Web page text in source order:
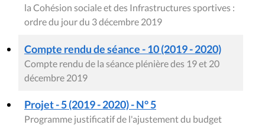
la Cohésion sociale et des Infrastructures sportives :
ordre du jour du 3 décembre 2019
Compte rendu de séance - 10 (2019 - 2020)
Compte rendu de la séance plénière des 19 et 20
décembre 2019
Projet - 5 (2019 - 2020) - N° 5
Programme justificatif de l'ajustement du budget